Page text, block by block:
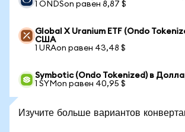
1 ONDSon равен 8,87 $
Global X Uranium ETF (Ondo
США
1 URAon равен 43,48 $
Symbotic (Ondo Tokenized) в
1 SYMon равен 40,95 $
Изучите больше вариантов